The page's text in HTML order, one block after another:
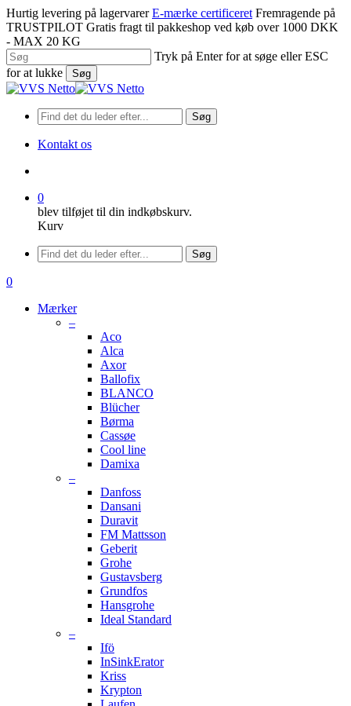
Spring
til
hovedindhold
Hurtig levering på lagervarer E-mærke certificeret Fremragende på
TRUSTPILOT Gratis fragt til pakkeshop ved køb over 1000 DKK
- MAX 20 KG
Tryk på Enter for at søge eller ESC
for at lukke
Søg
Luk
Søg
Kontakt os
0
blev tilføjet til din indkøbskurv.
Kurv
Menu
Søg
søge
0
Mærker
–
Aco
Alca
Axor
Ballofix
BLANCO
Blücher
Børma
Cassøe
Cool line
Damixa
–
Danfoss
Dansani
Duravit
FM Mattsson
Geberit
Grohe
Gustavsberg
Grundfos
Hansgrohe
Ideal Standard
–
Ifö
InSinkErator
Kriss
Krypton